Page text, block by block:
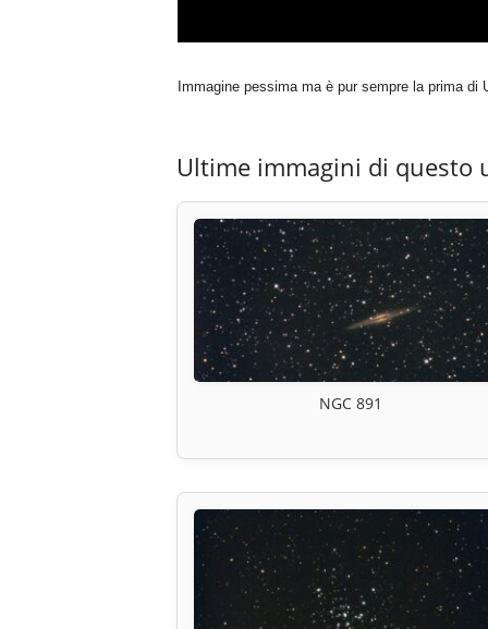
Immagine pessima ma è pur sempre la prima di
Ultime immagini di questo
NGC 891